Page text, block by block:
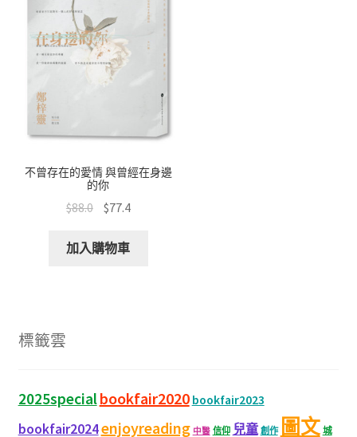
不曾存在的愛情 與曾經在身邊
的你
$88.0 $77.4
加入購物車
標籤雲
2025specialbookfair2020 bookfair2023
bookfair2024enjoyreading 中醫 信仰 兒童 創作 圖文 城